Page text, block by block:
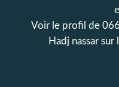
Voir le profil de
Hadj nassar sur